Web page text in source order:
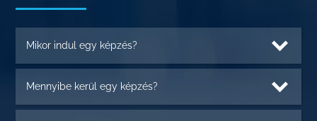
Mikor indul egy képzés?
Mennyibe kerül egy képzés?